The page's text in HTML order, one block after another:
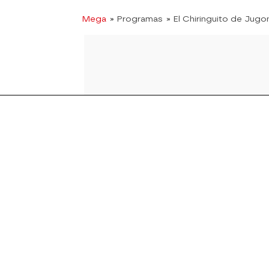
Mega » Programas » El Chiringuito de